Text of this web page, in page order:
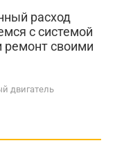
расход
с системой
ремонт своими
двигатель